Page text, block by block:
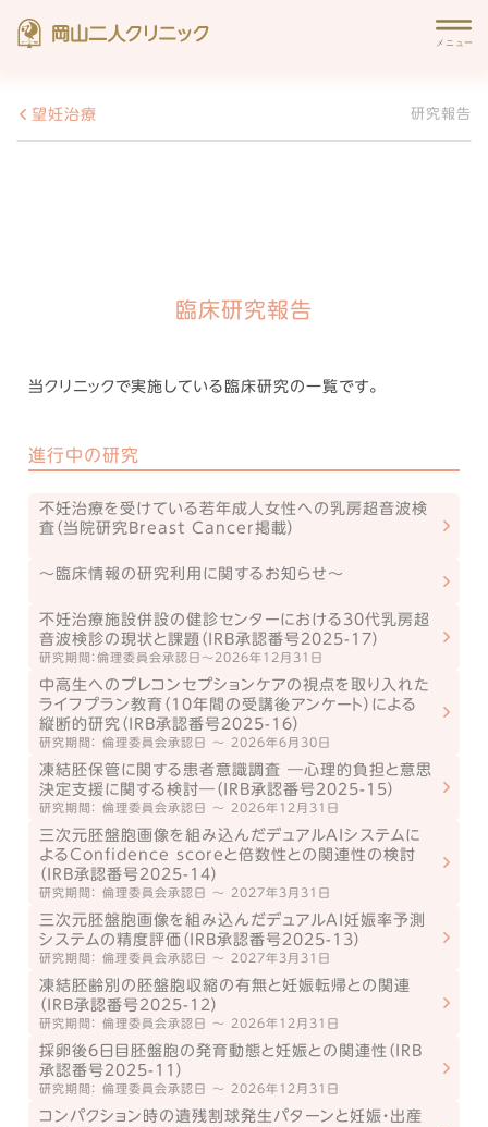
望妊治療 研究報告
臨床研究報告
当クリニックで実施している臨床研究の一覧です。
進行中の研究
不妊治療を受けている若年成人女性への乳房超音波検
査（当院研究Breast Cancer掲載）
〜臨床情報の研究利用に関するお知らせ〜
不妊治療施設併設の健診センターにおける30代乳房超
音波検診の現状と課題（IRB承認番号2025-17）
研究期間：倫理委員会承認日～2026年12月31日
中高生へのプレコンセプションケアの視点を取り入れた
ライフプラン教育（10年間の受講後アンケート）による
縦断的研究（IRB承認番号2025-16）
研究期間： 倫理委員会承認日 ～ 2026年6月30日
凍結胚保管に関する患者意識調査 ―心理的負担と意思
決定支援に関する検討―（IRB承認番号2025-15）
研究期間： 倫理委員会承認日 ～ 2026年12月31日
三次元胚盤胞画像を組み込んだデュアルAIシステムに
よるConfidence scoreと倍数性との関連性の検討
（IRB承認番号2025-14）
研究期間： 倫理委員会承認日 ～ 2027年3月31日
三次元胚盤胞画像を組み込んだデュアルAI妊娠率予測
システムの精度評価（IRB承認番号2025-13）
研究期間： 倫理委員会承認日 ～ 2027年3月31日
凍結胚齢別の胚盤胞収縮の有無と妊娠転帰との関連
（IRB承認番号2025-12）
研究期間： 倫理委員会承認日 ～ 2026年12月31日
採卵後6日目胚盤胞の発育動態と妊娠との関連性（IRB
承認番号2025-11）
研究期間： 倫理委員会承認日 ～ 2026年12月31日
コンパクション時の遺残割球発生パターンと妊娠・出産